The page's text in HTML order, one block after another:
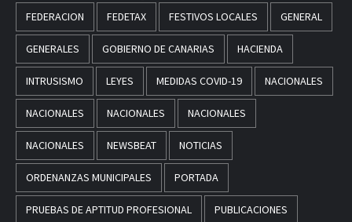
FEDERACION FEDETAX FESTIVOS LOCALES GENERAL
GENERALES GOBIERNO DE CANARIAS HACIENDA
INTRUSISMO LEYES MEDIDAS COVID-19 NACIONALES
NACIONALES NACIONALES NACIONALES
NACIONALES NEWSBEAT NOTICIAS
ORDENANZAS MUNICIPALES PORTADA
PRUEBAS DE APTITUD PROFESIONAL PUBLICACIONES